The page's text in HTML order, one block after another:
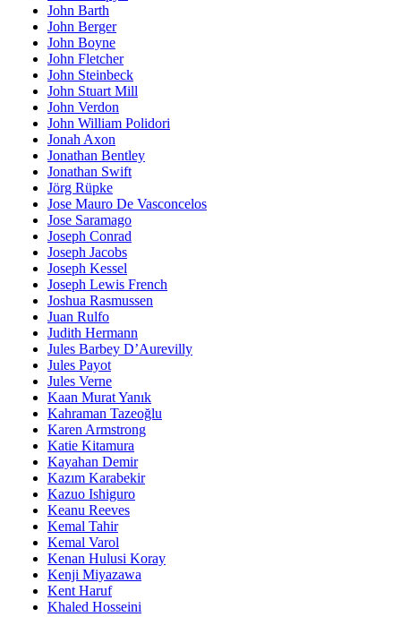
John Barth
John Berger
John Boyne
John Fletcher
John Steinbeck
John Stuart Mill
John Verdon
John William Polidori
Jonah Axon
Jonathan Bentley
Jonathan Swift
Jörg Rüpke
Jose Mauro De Vasconcelos
Jose Saramago
Joseph Conrad
Joseph Jacobs
Joseph Kessel
Joseph Lewis French
Joshua Rasmussen
Juan Rulfo
Judith Hermann
Jules Barbey D’Aurevilly
Jules Payot
Jules Verne
Kaan Murat Yanık
Kahraman Tazeoğlu
Karen Armstrong
Katie Kitamura
Kayahan Demir
Kazım Karabekir
Kazuo Ishiguro
Keanu Reeves
Kemal Tahir
Kemal Varol
Kenan Hulusi Koray
Kenji Miyazawa
Kent Haruf
Khaled Hosseini